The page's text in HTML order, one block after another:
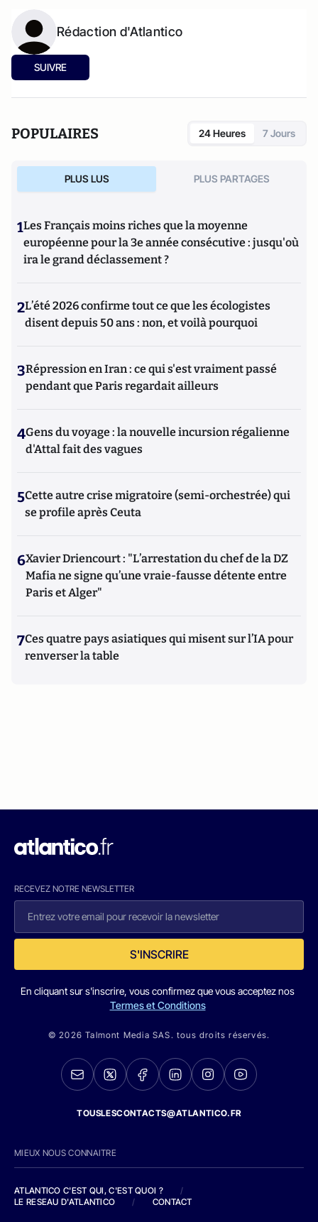
Rédaction d'Atlantico
SUIVRE
POPULAIRES 24 Heures 7 Jours
PLUS LUS PLUS PARTAGES
1Les Français moins riches que la moyenne
européenne pour la 3e année consécutive : jusqu'où
ira le grand déclassement ?
2L’été 2026 confirme tout ce que les écologistes
disent depuis 50 ans : non, et voilà pourquoi
3Répression en Iran : ce qui s'est vraiment passé
pendant que Paris regardait ailleurs
4Gens du voyage : la nouvelle incursion régalienne
d'Attal fait des vagues
5Cette autre crise migratoire (semi-orchestrée) qui
se profile après Ceuta
6Xavier Driencourt : "L’arrestation du chef de la DZ
Mafia ne signe qu’une vraie-fausse détente entre
Paris et Alger"
7Ces quatre pays asiatiques qui misent sur l’IA pour
renverser la table
RECEVEZ NOTRE NEWSLETTER
S'INSCRIRE
En cliquant sur s'inscrire, vous confirmez que vous acceptez nos
Termes et Conditions
© 2026 Talmont Media SAS. tous droits réservés.
TOUSLESCONTACTS@ATLANTICO.FR
MIEUX NOUS CONNAITRE
ATLANTICO C'EST QUI, C'EST QUOI ?
/
LE RESEAU D'ATLANTICO
/ CONTACT